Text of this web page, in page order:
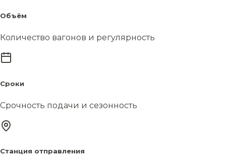
Объём
Количество вагонов и регулярность
Сроки
Срочность подачи и сезонность
Станция отправления